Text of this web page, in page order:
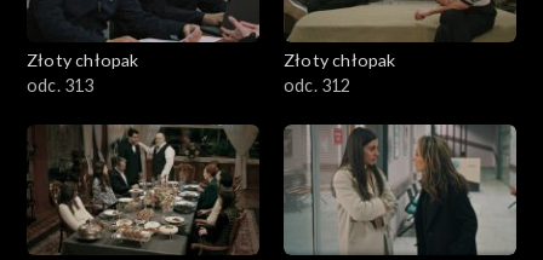
Złoty chłopak
odc. 313
Złoty chłopak
odc. 312